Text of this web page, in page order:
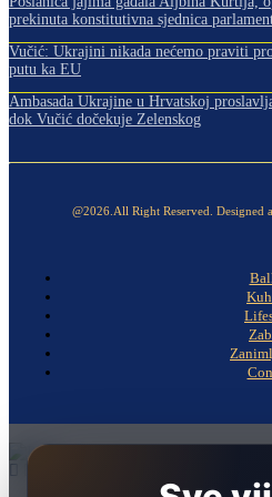
prekinuta konstitutivna sjednica
Vučić: Ukrajini nikada nećemo praviti
putu ka EU
Ambasada Ukrajine u Hrvatskoj
dok Vučić dočekuje Zelenskog
@2026.All Right Reserved. Designed